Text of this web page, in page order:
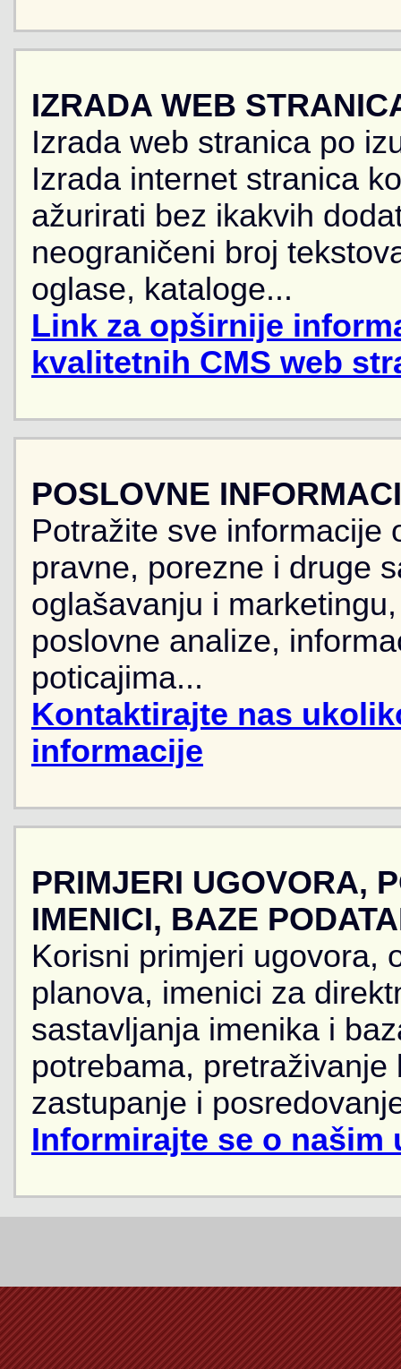
IZRADA WEB
Izrada web stranica po
Izrada internet stranica
ažurirati bez ikakvih
neograničeni broj
oglase, kataloge...
Link za opširnije
kvalitetnih CMS web
POSLOVNE
Potražite sve informacije
pravne, porezne i druge
oglašavanju i
poslovne analize,
poticajima...
Kontaktirajte nas
informacije
PRIMJERI UGOVORA,
IMENICI, BAZE
Korisni primjeri ugovora,
planova, imenici za
sastavljanja imenika i
potrebama,
zastupanje i
Informirajte se o našim